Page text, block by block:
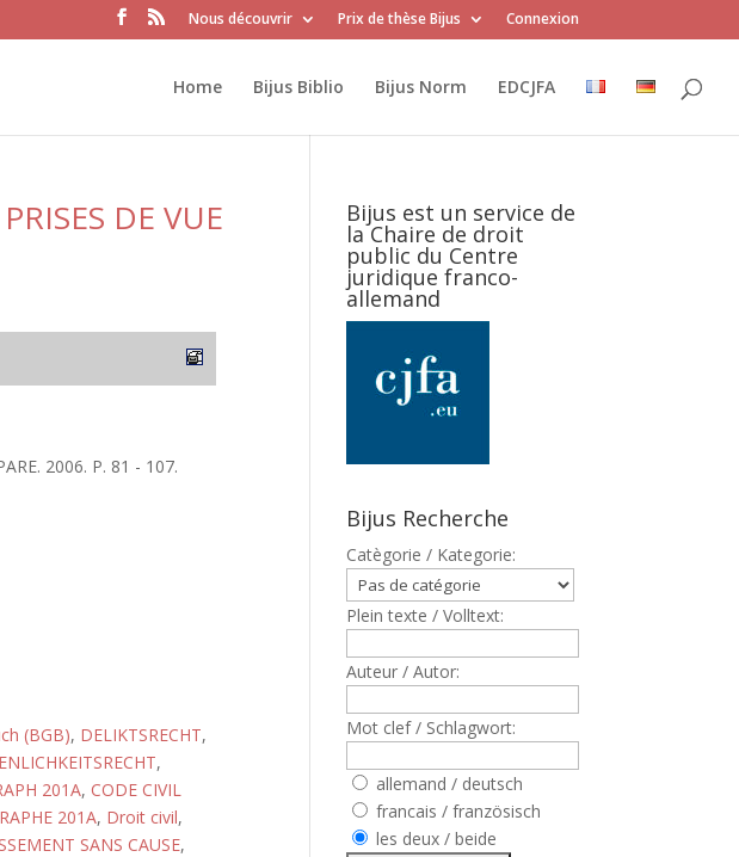
Nous découvrir Prix de thèse Bijus Connexion
Home Bijus Biblio Bijus Norm EDCJFA
DE VUE
2006. P. 81 - 107.
(BGB), DELIKTSRECHT,
,
201A, CODE CIVIL
201A, Droit civil,
SANS CAUSE,
Bijus est un service de
la Chaire de droit
public du Centre
juridique franco-
allemand
Bijus Recherche
Catègorie / Kategorie:
Plein texte / Volltext:
Auteur / Autor:
Mot clef / Schlagwort:
allemand / deutsch
francais / französisch
les deux / beide